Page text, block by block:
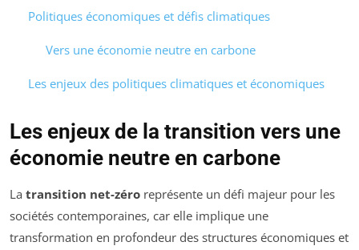
Politiques économiques et défis climatiques
Vers une économie neutre en carbone
Les enjeux des politiques climatiques et économiques
Les enjeux de la transition vers une
économie neutre en carbone
La transition net-zéro représente un défi majeur pour les
sociétés contemporaines, car elle implique une
transformation en profondeur des structures économiques et